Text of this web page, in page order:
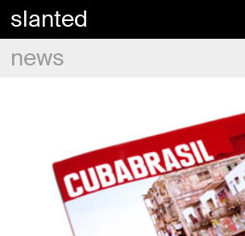
slanted
news